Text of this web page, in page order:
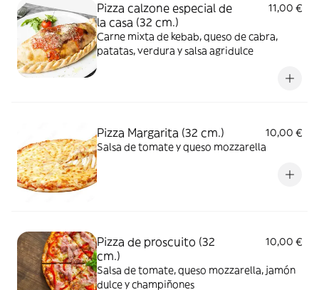
Pizza calzone especial de
la casa (32 cm.)
11,00 €
Carne mixta de kebab, queso de cabra,
patatas, verdura y salsa agridulce
Pizza Margarita (32 cm.)
10,00 €
Salsa de tomate y queso mozzarella
Pizza de proscuito (32
cm.)
10,00 €
Salsa de tomate, queso mozzarella, jamón
dulce y champiñones